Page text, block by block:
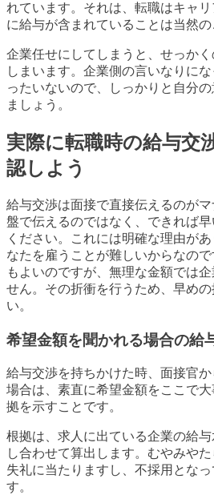
れています。それは、転職はキャ
に給与が含まれていることは当然の
企業任せにしてしまうと、せっか
しまいます。企業側の言いなりに
ったいないので、しっかりと自分
ましょう。
実際に転職時の給与交
認しよう
給与交渉は面接で直接伝えるのが
盤で伝えるのではなく、できれば
ください。これには明確な理由が
なたを雇うことが難しいからなの
もよいのですが、無理な金額では
せん。その折衝を行うため、早め
い。
希望金額を聞かれる場合の給
給与交渉を持ちかけた時、面接官
場合は、素直に希望金額をここで
拠を示すことです。
根拠は、求人に出ている企業の給
し合わせて算出します。むやみやた
失礼に当たりますし、不採用とな
す。